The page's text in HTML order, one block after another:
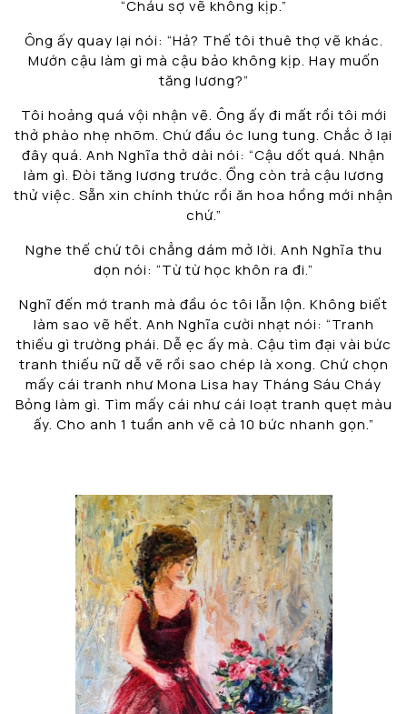
“Cháu sợ vẽ không kịp.”
Ông ấy quay lại nói: “Hả? Thế tôi thuê thợ vẽ khác.
Mướn cậu làm gì mà cậu bảo không kịp. Hay muốn
tăng lương?”
Tôi hoảng quá vội nhận vẽ. Ông ấy đi mất rồi tôi mới
thở phào nhẹ nhõm. Chứ đầu óc lung tung. Chắc ở lại
đây quá. Anh Nghĩa thở dài nói: “Cậu dốt quá. Nhận
làm gì. Đòi tăng lương trước. Ổng còn trả cậu lương
thử việc. Sẵn xin chính thức rồi ăn hoa hồng mới nhận
chứ.”
Nghe thế chứ tôi chẳng dám mở lời. Anh Nghĩa thu
dọn nói: “Từ từ học khôn ra đi.”
Nghĩ đến mớ tranh mà đầu óc tôi lẫn lộn. Không biết
làm sao vẽ hết. Anh Nghĩa cười nhạt nói: “Tranh
thiếu gì trường phái. Dễ ẹc ấy mà. Cậu tìm đại vài bức
tranh thiếu nữ dễ vẽ rồi sao chép là xong. Chứ chọn
mấy cái tranh như Mona Lisa hay Tháng Sáu Cháy
Bỏng làm gì. Tìm mấy cái như cái loạt tranh quẹt màu
ấy. Cho anh 1 tuần anh vẽ cả 10 bức nhanh gọn.”